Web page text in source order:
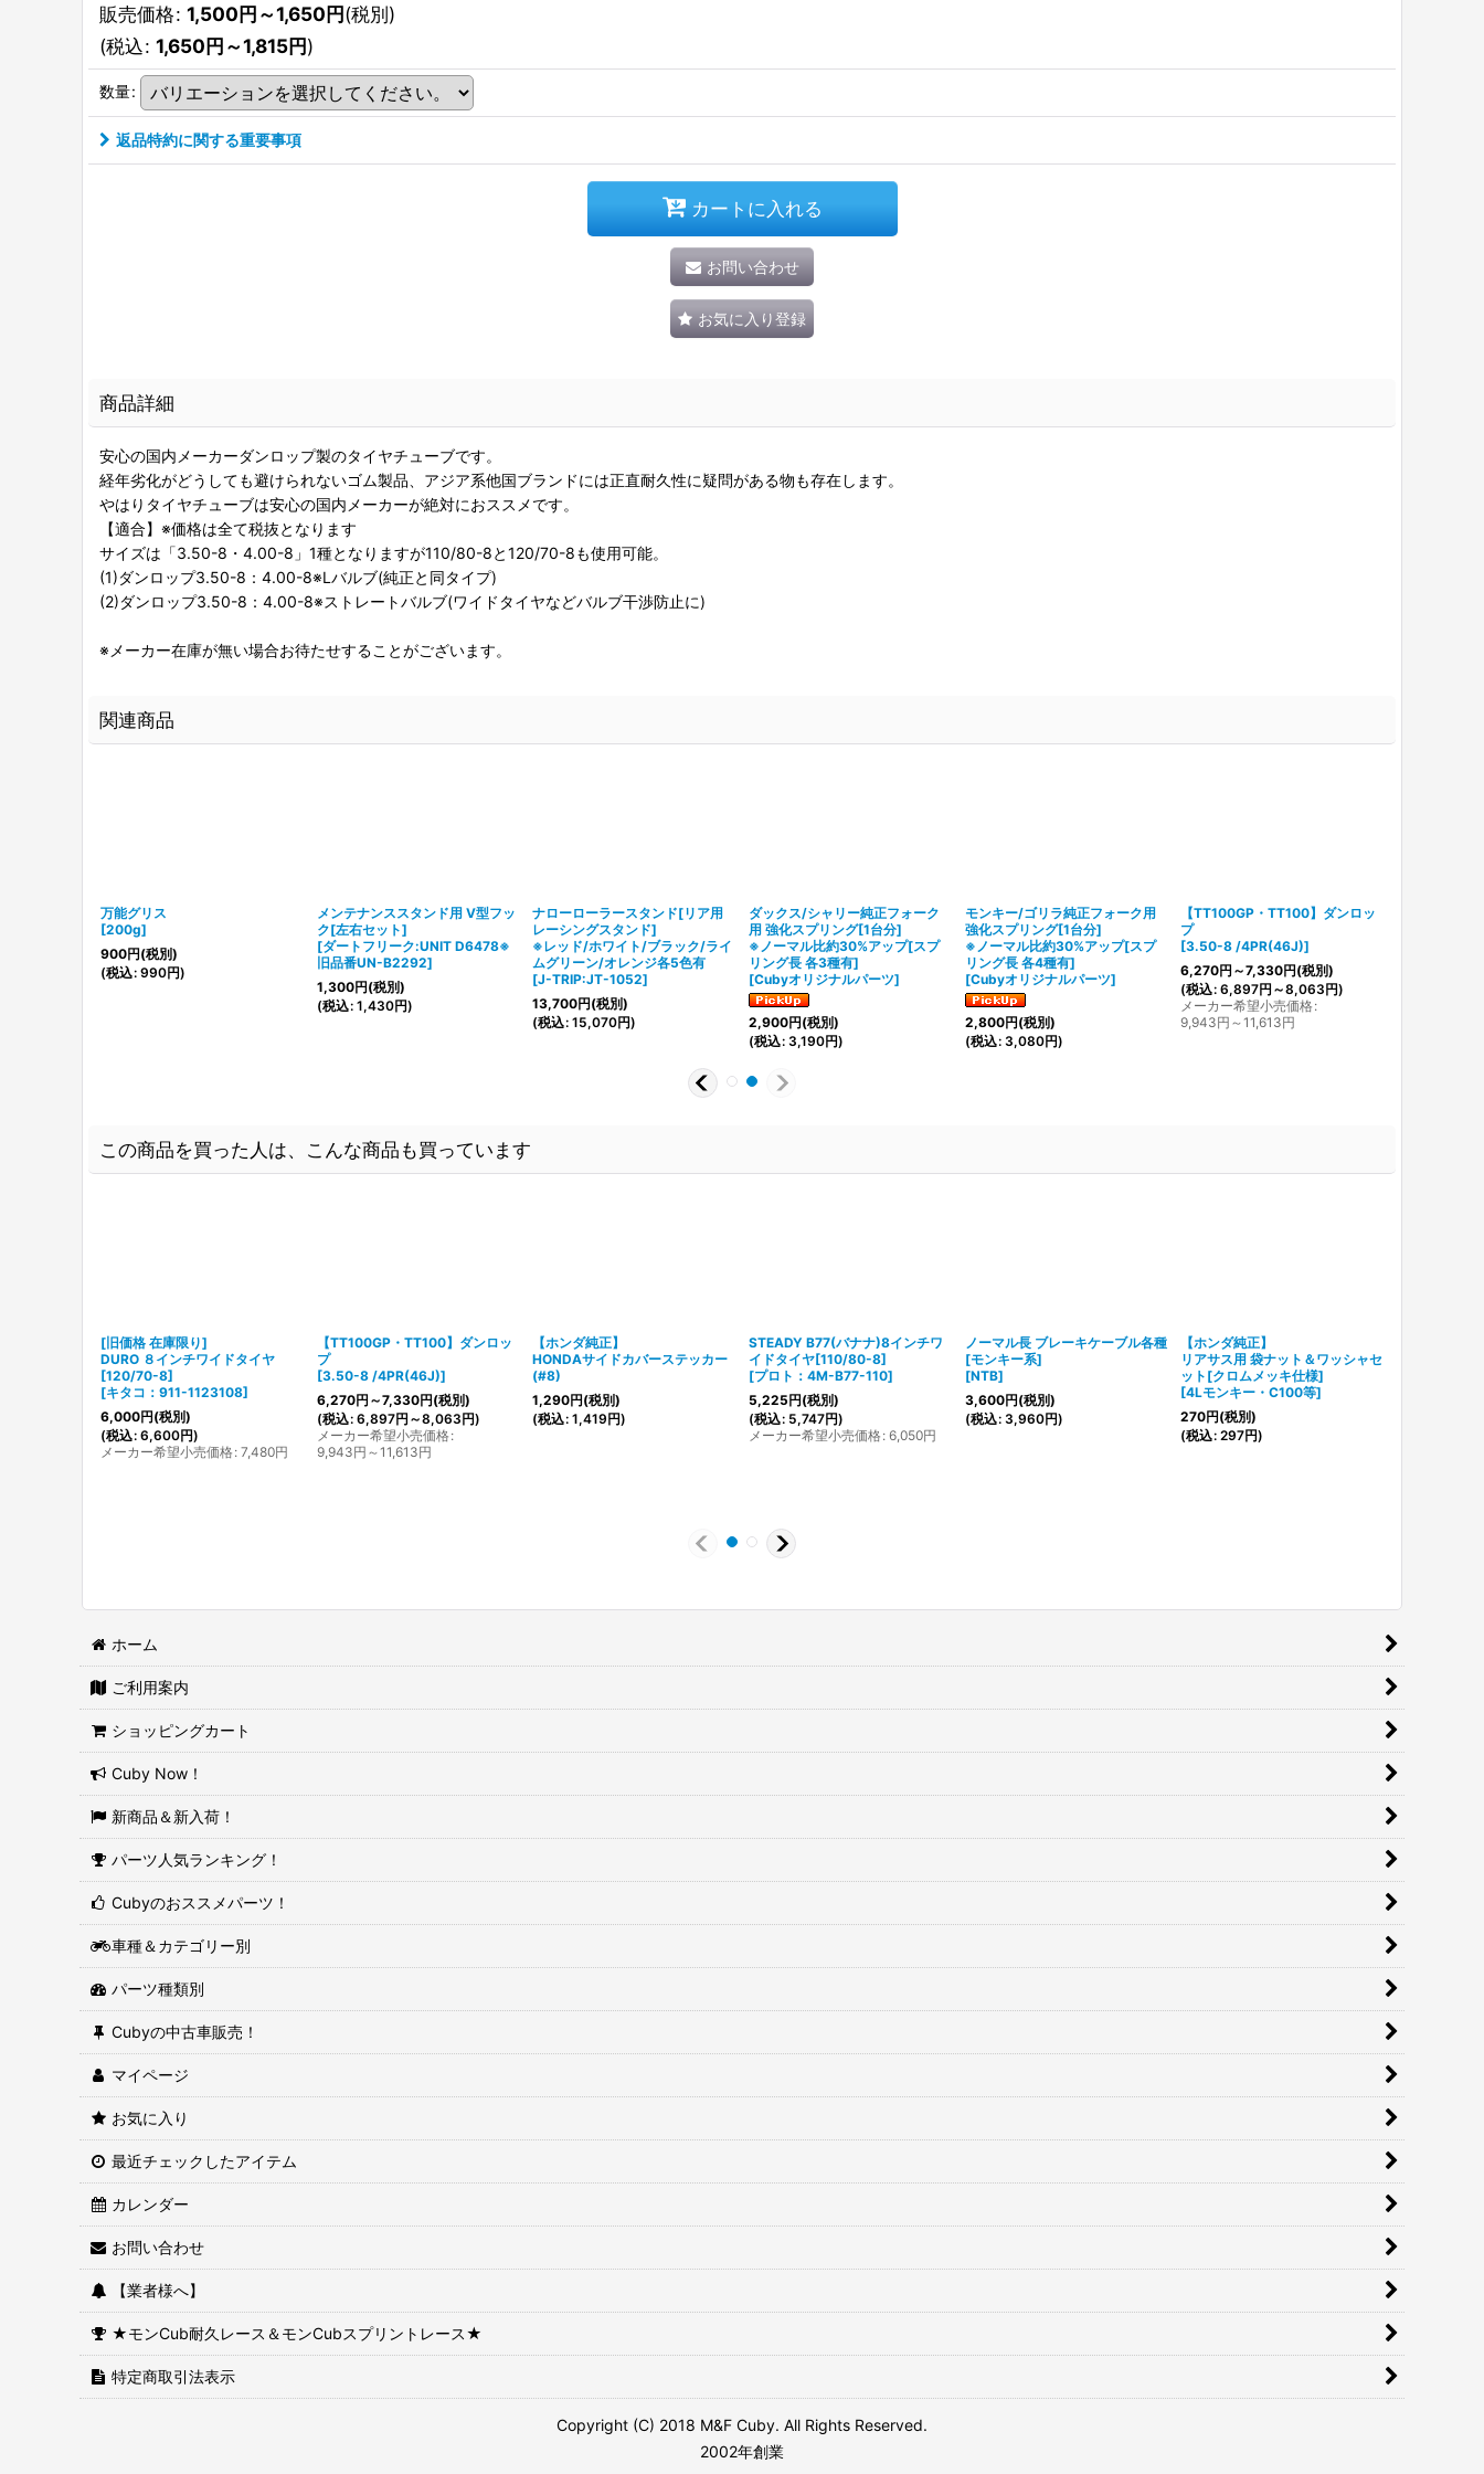
販売価格: 1,500円～1,650円(税別)
(税込: 1,650円～1,815円)
数量:
返品特約に関する重要事項
カートに入れる
お問い合わせ
お気に入り登録
商品詳細
安心の国内メーカーダンロップ製のタイヤチューブです。
経年劣化がどうしても避けられないゴム製品、アジア系他国ブランドには正直耐久性に疑問がある物も存在します。
やはりタイヤチューブは安心の国内メーカーが絶対におススメです。
【適合】※価格は全て税抜となります
サイズは「3.50-8・4.00-8」1種となりますが110/80-8と120/70-8も使用可能。
(1)ダンロップ3.50-8：4.00-8※Lバルブ(純正と同タイプ)
(2)ダンロップ3.50-8：4.00-8※ストレートバルブ(ワイドタイヤなどバルブ干渉防止に)
※メーカー在庫が無い場合お待たせすることがございます。
関連商品
万能グリス
[200g]
900円(税別)
(税込: 990円)
メンテナンススタンド用 V型フッ
ク[左右セット]
[ダートフリーク:UNIT D6478※
旧品番UN-B2292]
1,300円(税別)
(税込: 1,430円)
ナローローラースタンド[リア用
レーシングスタンド]
※レッド/ホワイト/ブラック/ライ
ムグリーン/オレンジ各5色有
[J-TRIP:JT-1052]
13,700円(税別)
(税込: 15,070円)
ダックス/シャリー純正フォーク
用 強化スプリング[1台分]
※ノーマル比約30%アップ[スプ
リング長 各3種有]
[Cubyオリジナルパーツ]
2,900円(税別)
(税込: 3,190円)
モンキー/ゴリラ純正フォーク用
強化スプリング[1台分]
※ノーマル比約30%アップ[スプ
リング長 各4種有]
[Cubyオリジナルパーツ]
2,800円(税別)
(税込: 3,080円)
【TT100GP・TT100】ダンロッ
プ
[3.50-8 /4PR(46J)]
6,270円 ～7,330円(税別)
(税込: 6,897円 ～8,063円)
メーカー希望小売価格:
9,943円 ～11,613円
この商品を買った人は、こんな商品も買っています
[旧価格 在庫限り]
DURO ８インチワイドタイヤ
[120/70-8]
[キタコ：911-1123108]
6,000円(税別)
(税込: 6,600円)
メーカー希望小売価格: 7,480円
【TT100GP・TT100】ダンロッ
プ
[3.50-8 /4PR(46J)]
6,270円 ～7,330円(税別)
(税込: 6,897円 ～8,063円)
メーカー希望小売価格:
9,943円 ～11,613円
【ホンダ純正】
HONDAサイドカバーステッカー
(#8)
1,290円(税別)
(税込: 1,419円)
STEADY B77(バナナ)8インチワ
イドタイヤ[110/80-8]
[プロト：4M-B77-110]
5,225円(税別)
(税込: 5,747円)
メーカー希望小売価格: 6,050円
ノーマル長 ブレーキケーブル各種
[モンキー系]
[NTB]
3,600円(税別)
(税込: 3,960円)
【ホンダ純正】
リアサス用 袋ナット＆ワッシャセ
ット[クロムメッキ仕様]
[4Lモンキー・C100等]
270円(税別)
(税込: 297円)
ホーム
ご利用案内
ショッピングカート
Cuby Now！
新商品＆新入荷！
パーツ人気ランキング！
Cubyのおススメパーツ！
車種＆カテゴリー別
パーツ種類別
Cubyの中古車販売！
マイページ
お気に入り
最近チェックしたアイテム
カレンダー
お問い合わせ
【業者様へ】
★モンCub耐久レース＆モンCubスプリントレース★
特定商取引法表示
Copyright (C) 2018 M&F Cuby. All Rights Reserved.
2002年創業